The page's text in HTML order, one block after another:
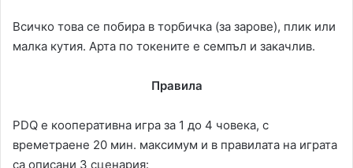
Всичко това се побира в торбичка (за зарове), плик или
малка кутия. Арта по токените е семпъл и закачлив.
Правила
PDQ е кооперативна игра за 1 до 4 човека, с
времетраене 20 мин. максимум и в правилата на играта
са описани 3 сценария: